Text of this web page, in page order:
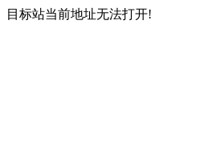
目标站当前地址无法打开!